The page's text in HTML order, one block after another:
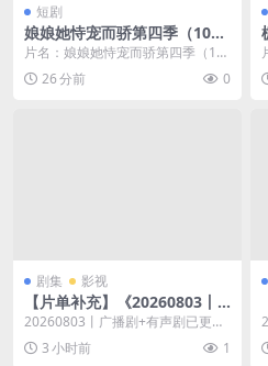
短剧
娘娘她恃宠而骄第四季（100
集）AI短剧 (2026)
片名：娘娘她恃宠而骄第四季（10
0集）AI短剧 (2026) 分类：短剧 年
份：...26 分前 0
剧集 影视
【片单补充】《20260803丨
广播剧+有声剧》 2026 夸克网
盘资源 高清全集
20260803丨广播剧+有声剧已更新
高清资源，支持百度网盘保存，资
源入口持续维...
3 小时前 1